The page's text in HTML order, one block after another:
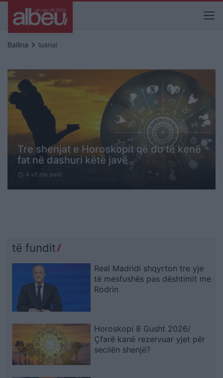
Ballina keyboard_arrow_right luanai
Tre shenjat e Horoskopit që do të kenë
fat në dashuri këtë javë
schedule 4 vit me parë
të fundit
Real Madridi shqyrton tre yje
të mesfushës pas dështimit me
Rodrin
Horoskopi 8 Gusht 2026/
Çfarë kanë rezervuar yjet për
secilën shenjë?